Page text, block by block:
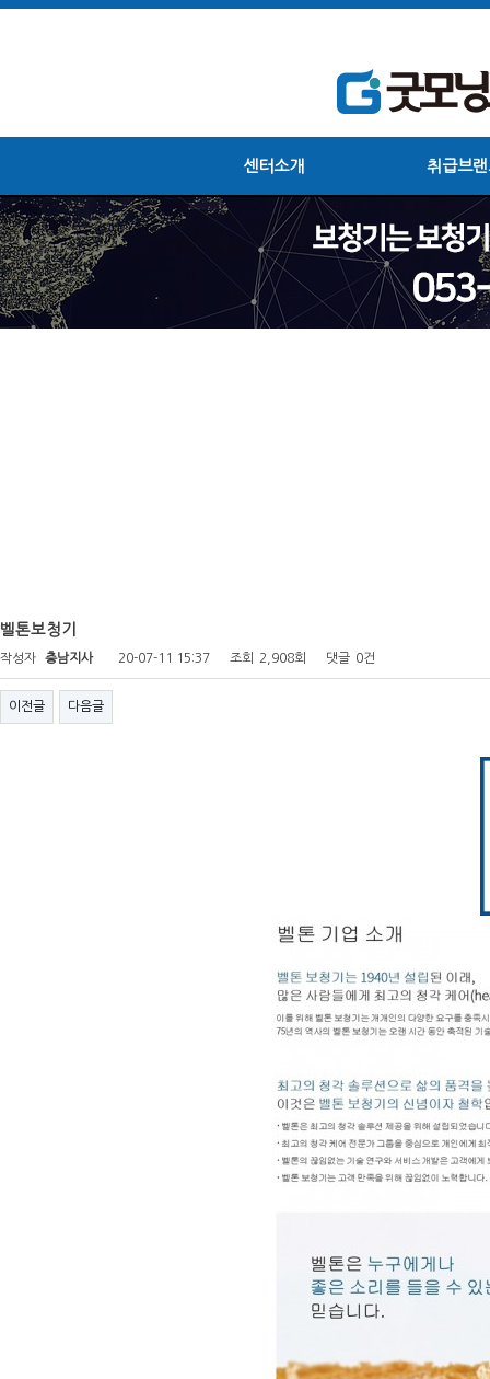
센터소개 취급브
벨톤보청기
작성자 충남지사 20-07-11 15:37 조회 2,908회 댓글 0건
이전글 다음글